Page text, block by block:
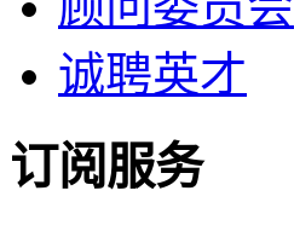
诚聘英才
订阅服务